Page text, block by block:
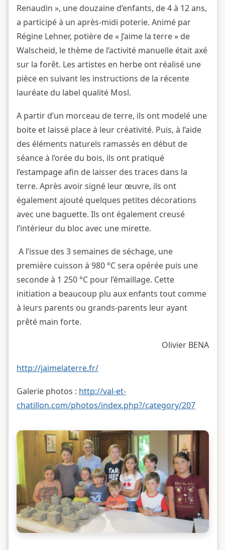
Renaudin », une douzaine d’enfants, de 4 à 12 ans,
a participé à un après-midi poterie. Animé par
Régine Lehner, potière de « J’aime la terre » de
Walscheid, le thème de l’activité manuelle était axé
sur la forêt. Les artistes en herbe ont réalisé une
pièce en suivant les instructions de la récente
lauréate du label qualité Mosl.
A partir d’un morceau de terre, ils ont modelé une
boite et laissé place à leur créativité. Puis, à l’aide
des éléments naturels ramassés en début de
séance à l’orée du bois, ils ont pratiqué
l’estampage afin de laisser des traces dans la
terre. Après avoir signé leur œuvre, ils ont
également ajouté quelques petites décorations
avec une baguette. Ils ont également creusé
l’intérieur du bloc avec une mirette.
A l’issue des 3 semaines de séchage, une
première cuisson à 980 °C sera opérée puis une
seconde à 1 250 °C pour l’émaillage. Cette
initiation a beaucoup plu aux enfants tout comme
à leurs parents ou grands-parents leur ayant
prêté main forte.
Olivier BENA
http://jaimelaterre.fr/
Galerie photos : http://val-et-
chatillon.com/photos/index.php?/category/207